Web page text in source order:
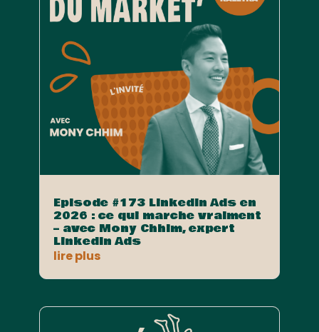
Episode #173 LinkedIn Ads en
2026 : ce qui marche vraiment
– avec Mony Chhim, expert
LinkedIn Ads
lire plus